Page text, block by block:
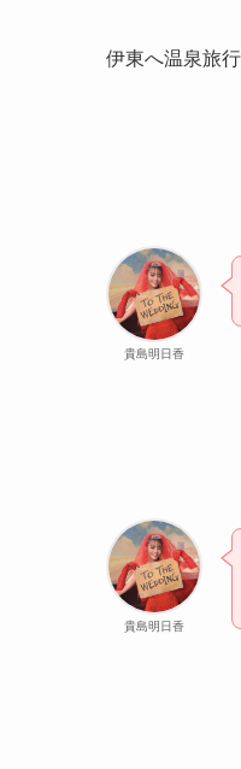
伊東へ温泉旅
貴島明日香
貴島明日香